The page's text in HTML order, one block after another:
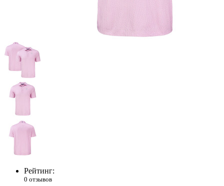
Рейтинг:
0 отзывов